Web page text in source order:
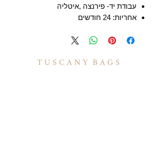
עבודת יד- פירנצה ,איטליה
אחריות: 24 חודשים
T U S C A N Y B A G S